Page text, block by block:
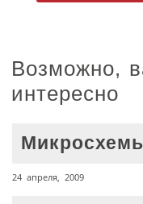
Возможно,
интересно
24 апреля, 2009